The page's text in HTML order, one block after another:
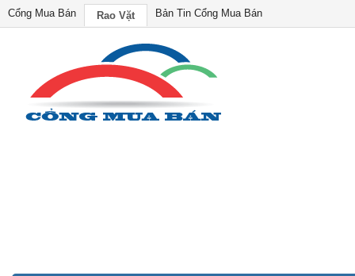
Cổng Mua Bán Rao Vặt Bản Tin Cổng Mua Bán